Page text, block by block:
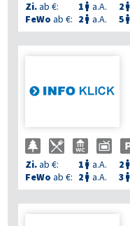
Zi.ab €: 1  a.A. 2 
FeWo ab €: 2  a.A. 5 
Zi.ab €: 1  a.A. 2 
FeWo ab €: 2  a.A. 3 